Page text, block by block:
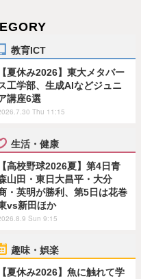
教育ICT
【夏休み2026】東大メタバー
工学部、生成AIなどジュニ
講座6選
Thu 11:15
生活・健康
【高校野球2026夏】第4日青
山田・東日大昌平・大分
・英明が勝利、第5日は花巻
vs新田ほか
Sun 9:15
趣味・娯楽
【夏休み2026】魚に触れて学